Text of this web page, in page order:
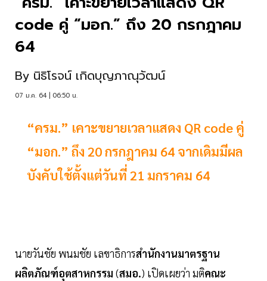
code คู่ “มอก.” ถึง 20 กรกฎาคม
64
By นิธิโรจน์ เกิดบุญภาณุวัฒน์
07 ม.ค. 64 | 06:50 น.
“ครม.” เคาะขยายเวลาแสดง QR code คู่
“มอก.” ถึง 20 กรกฎาคม 64 จากเดิมมีผล
บังคับใช้ตั้งแต่วันที่ 21 มกราคม 64
นายวันชัย พนมชัย เลขาธิการสำนักงานมาตรฐาน
ผลิตภัณฑ์อุตสาหกรรม (สมอ.) เปิดเผยว่า มติคณะ